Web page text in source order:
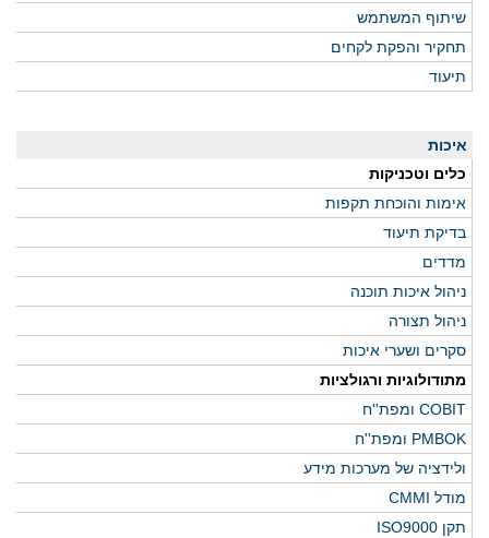
שיתוף המשתמש
תחקיר והפקת לקחים
תיעוד
איכות
כלים וטכניקות
אימות והוכחת תקפות
בדיקת תיעוד
מדדים
ניהול איכות תוכנה
ניהול תצורה
סקרים ושערי איכות
מתודולוגיות ורגולציות
COBIT ומפת''ח
PMBOK ומפת''ח
ולידציה של מערכות מידע
מודל CMMI
תקן ISO9000